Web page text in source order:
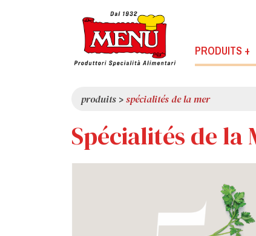
PRODUITS +
produits >spécialités de la mer
Spécialités de la